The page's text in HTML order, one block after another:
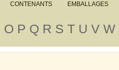
CONTENANTS EMBALLAGES
O P Q R S T U V W